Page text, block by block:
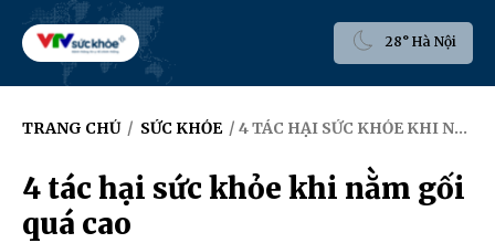
28° Hà Nội
TRANG CHỦ / SỨC KHỎE / 4 TÁC HẠI SỨC KHỎE KHI NẰM GỐI QUÁ CAO
4 tác hại sức khỏe khi nằm gối
quá cao